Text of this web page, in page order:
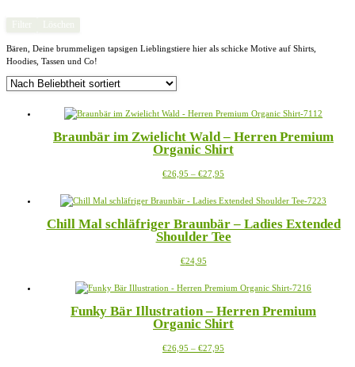
Bären, Deine brummeligen tapsigen Lieblingstiere hier als schicke Motive auf Shirts,
Hoodies, Tassen und Co!
Braunbär im Zwielicht Wald – Herren Premium
Organic Shirt
€26,95 – €27,95
bis
weist
Varianten
auf.
auf
Produktseite
gewählt
Chill Mal schläfriger Braunbär – Ladies Extended
Shoulder Tee
€24,95Dieses
weist
Varianten
auf.
Optionen
Funky Bär Illustration – Herren Premium
Organic Shirt
€26,95 – €27,95
Filter Löschen